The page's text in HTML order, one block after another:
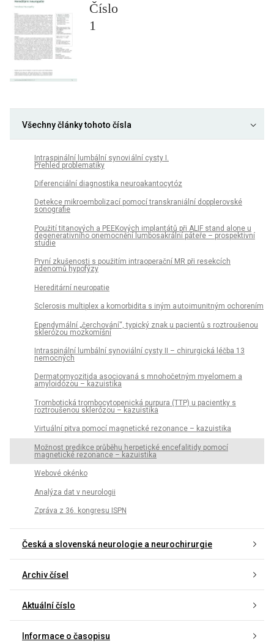
Číslo
1
Všechny články tohoto čísla
Intraspinální lumbální synovi ální cysty I.
Přehled problematiky
Diferenciální diagnostika neuroakantocytóz
Detekce mikroembolizací pomocí transkraniální dopplerovské
sonografie
Použití titanových a PEEKových implantátů při ALIF stand alone u
degenerativního onemocnění lumbosakrální páteře – prospektivní
studie
První zkušenosti s použitím intraoperační MR při resekcích
adenomů hypofýzy
Hereditární neuropatie
Sclerosis multiplex a komorbidita s iným a uto imunitným ochorením
Ependymální „čerchování“, typický znak u pacientů s roztroušenou
sklerózou mozkomíšní
Intraspinální lumbální synoviální cysty II – chirurgická léčba 13
nemocných
Dermatomyozitida asociovaná s mnohočetným myelomem a
amyloidózou – kazuistika
Trombotická trombocytopenická purpura (TTP) u pacientky s
roztroušenou sklerózou – kazuistika
Virtuální pitva pomocí magnetické rezonance – kazuistika
Možnost predikce průběhu herpetické encefalitidy pomocí
magnetické rezonance – kazuistika
Webové okénko
Analýza dat v neurologii
Zpráva z 36. kongresu ISPN
Česká a slovenská neurologie a neurochirurgie
Archiv čísel
Aktuální číslo
Informace o časopisu